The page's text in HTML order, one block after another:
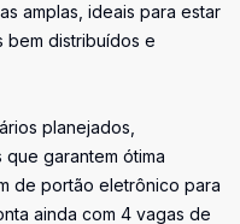
amplas, ideais para estar
bem distribuídos e
planejados,
que garantem ótima
de portão eletrônico para
ainda com 4 vagas de